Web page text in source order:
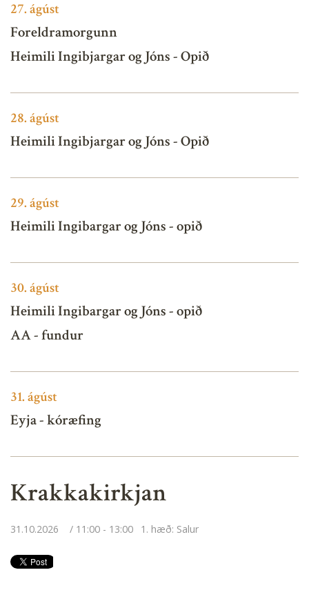
27.ágúst
Foreldramorgunn
Heimili Ingibjargar og Jóns - Opið
28.ágúst
Heimili Ingibjargar og Jóns - Opið
29.ágúst
Heimili Ingibargar og Jóns - opið
30.ágúst
Heimili Ingibargar og Jóns - opið
AA - fundur
31.ágúst
Eyja - kóræfing
Krakkakirkjan
31.10.2026 11:00 - 13:00 1. hæð: Salur